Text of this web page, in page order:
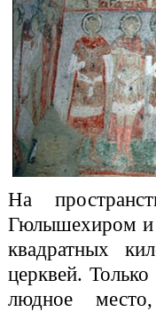
На
Гюлышехиром и
квадратных
церквей.
людное